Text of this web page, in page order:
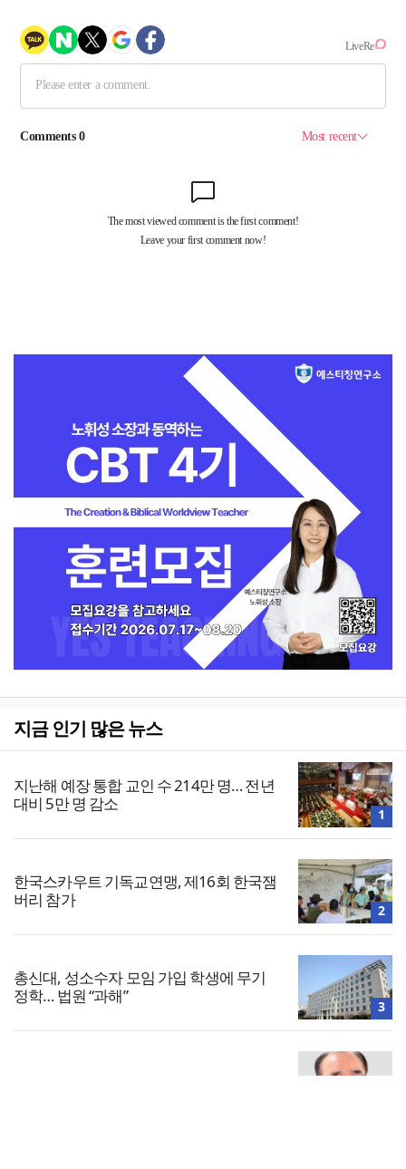
지금 인기 많은 뉴스
지난해 예장 통합 교인 수 214만 명… 전년
대비 5만 명 감소
1
한국스카우트 기독교연맹, 제16회 한국잼
버리 참가
2
총신대, 성소수자 모임 가입 학생에 무기
정학… 법원 “과해”
3